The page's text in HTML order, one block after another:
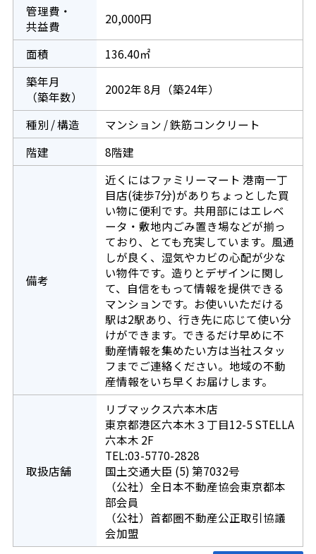
管理費・
共益費
20,000円
面積
136.40㎡
築年月
（築年数）
2002年 8月（築24年）
種別 / 構造
マンション / 鉄筋コンクリート
階建
8階建
備考
近くにはファミリーマート 港南一丁
目店(徒歩7分)がありちょっとした買
い物に便利です。共用部にはエレベ
ータ・敷地内ごみ置き場などが揃っ
ており、とても充実しています。風通
しが良く、湿気やカビの心配が少な
い物件です。造りとデザインに関し
て、自信をもって情報を提供できる
マンションです。お使いいただける
駅は2駅あり、行き先に応じて使い分
けができます。できるだけ早めに不
動産情報を集めたい方は当社スタッ
フまでご連絡ください。地域の不動
産情報をいち早くお届けします。
取扱店舗
リブマックス六本木店
東京都港区六本木３丁目12-5 STELLA
六本木 2F
TEL:03-5770-2828
国土交通大臣 (5) 第7032号
（公社）全日本不動産協会東京都本
部会員
（公社）首都圏不動産公正取引協議
会加盟